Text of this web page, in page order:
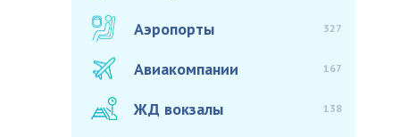
Аэропорты 327
Авиакомпании 167
ЖД вокзалы 138